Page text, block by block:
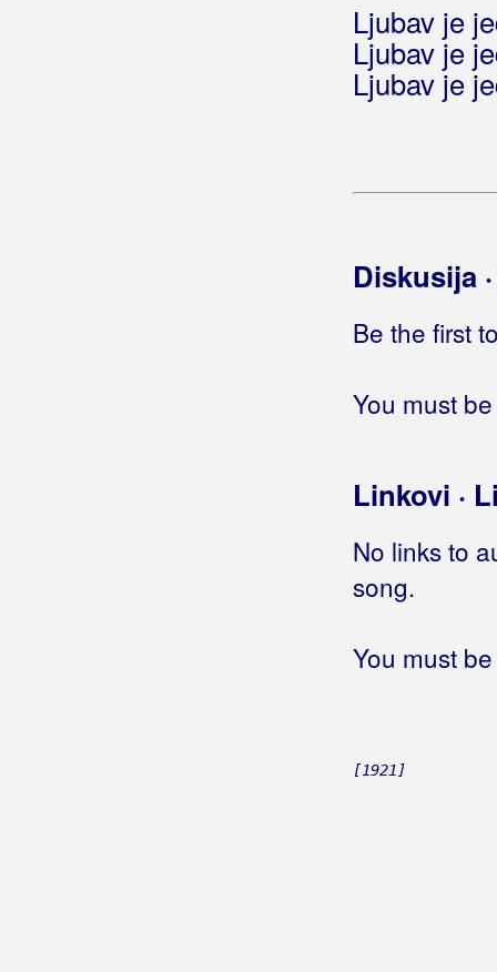
Ljubav je
Ljubav je
Ljubav je
Diskusija
Be the first
You must
Linkovi ·
No links to
song.
You must
[1921]